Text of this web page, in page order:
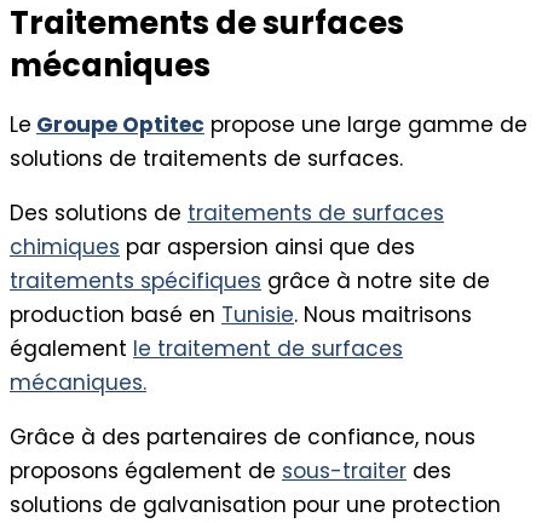
Traitements de surfaces
mécaniques
Le Groupe Optitec propose une large gamme de
solutions de traitements de surfaces.
Des solutions de traitements de surfaces
chimiques par aspersion ainsi que des
traitements spécifiques grâce à notre site de
production basé en Tunisie. Nous maitrisons
également le traitement de surfaces
mécaniques.
Grâce à des partenaires de confiance, nous
proposons également de sous-traiter des
solutions de galvanisation pour une protection